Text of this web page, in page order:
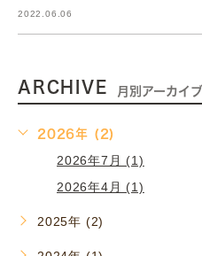
2022.06.06
ARCHIVE 月別アーカイブ
2026年 (2)
2026年7月 (1)
2026年4月 (1)
2025年 (2)